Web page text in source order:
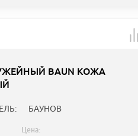
BAUN КОЖА
БАУНОВ
Цена: